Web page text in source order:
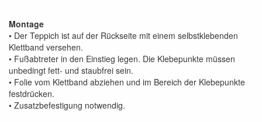
Montage
• Der Teppich ist auf der Rückseite mit einem selbstklebenden
Klettband versehen.
• Fußabtreter in den Einstieg legen. Die Klebepunkte müssen
unbedingt fett- und staubfrei sein.
• Folie vom Klettband abziehen und im Bereich der Klebepunkte
festdrücken.
• Zusatzbefestigung notwendig.